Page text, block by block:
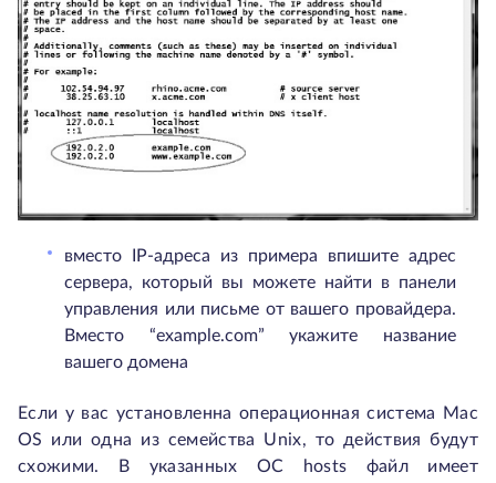
вместо IP-адреса из примера впишите адрес
сервера, который вы можете найти в панели
управления или письме от вашего провайдера.
Вместо “example.com” укажите название
вашего домена
Если у вас установленна операционная система Mac
OS или одна из семейства Unix, то действия будут
схожими. В указанных ОС hosts файл имеет